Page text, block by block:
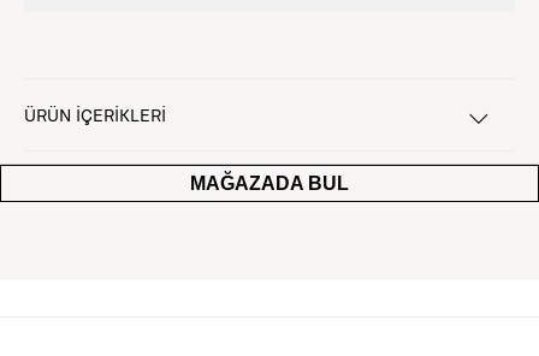
ÜRÜN İÇERİKLERİ
MAĞAZADA BUL